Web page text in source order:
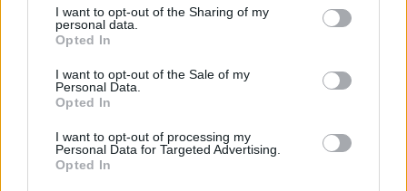
not limited to your visit or usage behaviour. You may click to
grant or deny consent to Google and its third-party tags to
use your data for below specified purposes in below Google
consent section.
I want to opt-out of the Sharing of my
personal data.
Opted In
I want to opt-out of the Sale of my
Personal Data.
Opted In
I want to opt-out of processing my
Personal Data for Targeted Advertising.
Opted In